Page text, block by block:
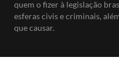
quem o fizer à legislação
esferas civis e criminais,
que causar.